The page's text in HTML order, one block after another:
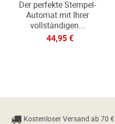
Der perfekte Stempel-
Automat mit Ihrer
vollständigen...
44,95 €
Kostenloser Versand ab 70 €